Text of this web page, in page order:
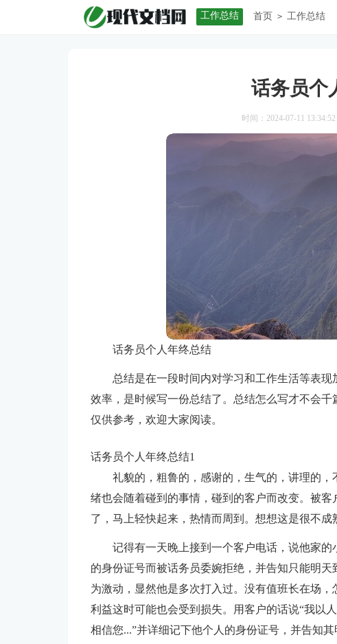
工作总结 首页 > 工作总结
话务员个
时间：2024-07-11 13:34:52
话务员个人年终总结
总结是在一段时间内对学习和工作生活等表
效率，是时候写一份总结了。总结怎么写才不会
仅供参考，欢迎大家阅读。
话务员个人年终总结1
礼貌的，粗鲁的，感谢的，生气的，讲理的
绪也会随着碰到的事情，碰到的客户而改变。被
了，马上轻快起来，热情而周到。想想这是很不成
记得有一天晚上接到一个客户电话，说他家
的身份证号而被话务员委婉拒绝，并告知只能明
为激动，显然他是多次打入过。没有值班长在场
利益这时可能也会受到损失。用客户的话说“我以
相信您...”并详细记下他个人的身份证号，并告知